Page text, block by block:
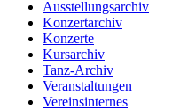
Ausstellungsarchiv
Konzertarchiv
Konzerte
Kursarchiv
Tanz-Archiv
Veranstaltungen
Vereinsinternes